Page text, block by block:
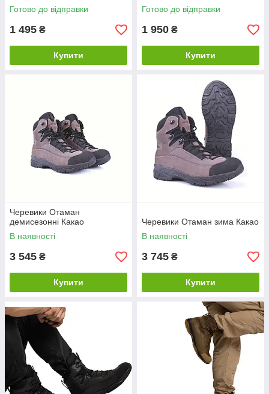
Готово до відправки
1 495 ₴
Купити
Готово до відправки
1 950 ₴
Купити
Черевики Отаман
демисезонні Какао
В наявності
3 545 ₴
Купити
Черевики Отаман зима Какао
В наявності
3 745 ₴
Купити